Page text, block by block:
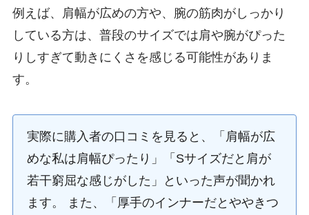
例えば、肩幅が広めの方や、腕の筋肉がしっかり
している方は、普段のサイズでは肩や腕がぴった
りしすぎて動きにくさを感じる可能性がありま
す。
実際に購入者の口コミを見ると、「肩幅が広
めな私は肩幅ぴったり」「Sサイズだと肩が
若干窮屈な感じがした」といった声が聞かれ
ます。 また、「厚手のインナーだとややきつ